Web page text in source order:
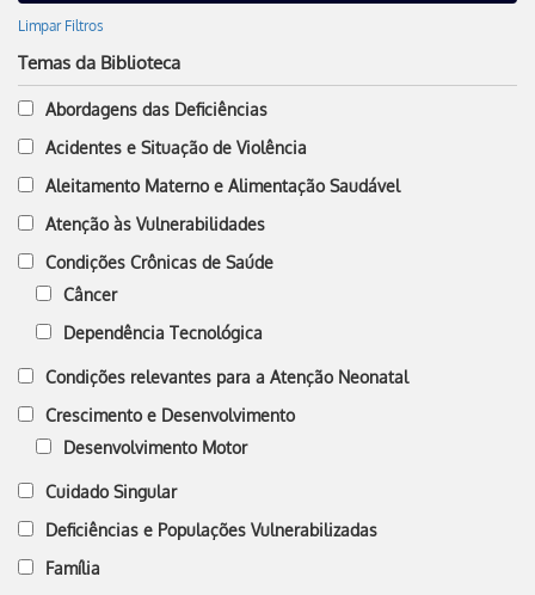
Limpar Filtros
Temas da Biblioteca
Abordagens das Deficiências
Acidentes e Situação de Violência
Aleitamento Materno e Alimentação Saudável
Atenção às Vulnerabilidades
Condições Crônicas de Saúde
Câncer
Dependência Tecnológica
Condições relevantes para a Atenção Neonatal
Crescimento e Desenvolvimento
Desenvolvimento Motor
Cuidado Singular
Deficiências e Populações Vulnerabilizadas
Família